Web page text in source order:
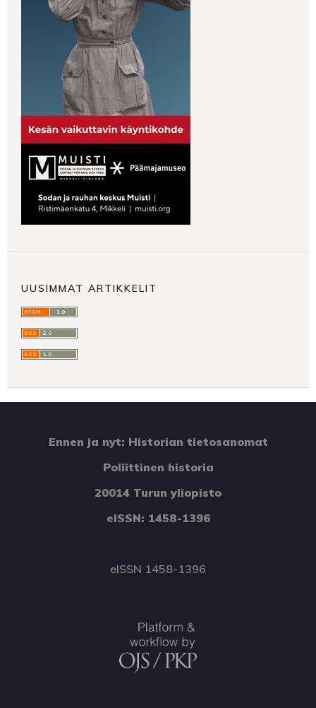
UUSIMMAT ARTIKKELIT
Ennen ja nyt: Historian tietosanomat
Poliittinen historia
20014 Turun yliopisto
eISSN: 1458-1396
eISSN 1458-1396